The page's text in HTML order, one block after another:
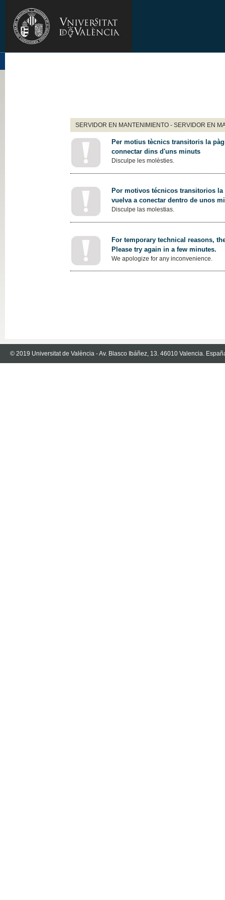
SERVIDOR EN MANTENIMIENTO - SERVIDOR EN
Per motius tècnics transitoris la
connectar dins d'uns minuts
Disculpe les molèsties.
Por motivos técnicos transitorios
vuelva a conectar dentro de unos
Disculpe las molestias.
For temporary technical reasons,
Please try again in a few minutes.
We apologize for any inconvenience.
© 2019 Universitat de València - Av. Blasco Ibáñez, 13. 46010 Valencia.